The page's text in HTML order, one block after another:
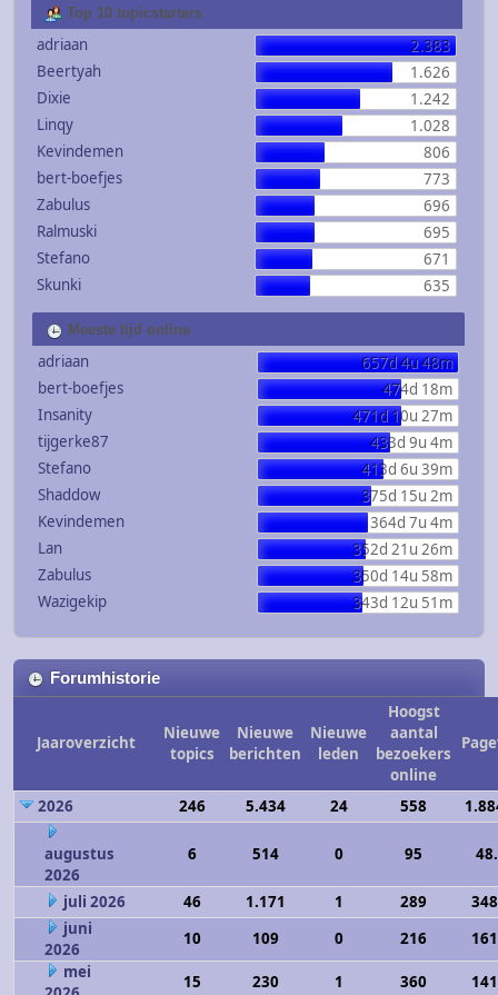
Top 10 topicstarters
adriaan
2.383
Beertyah
1.626
Dixie
1.242
Linqy
1.028
Kevindemen
806
bert-boefjes
773
Zabulus
696
Ralmuski
695
Stefano
671
Skunki
635
Meeste tijd online
adriaan
657d 4u 48m
bert-boefjes
474d 18m
Insanity
471d 10u 27m
tijgerke87
433d 9u 4m
Stefano
413d 6u 39m
Shaddow
375d 15u 2m
Kevindemen
364d 7u 4m
Lan
352d 21u 26m
Zabulus
350d 14u 58m
Wazigekip
343d 12u 51m
Forumhistorie
Jaaroverzicht
Nieuwe
topics
Nieuwe
berichten
Nieuwe
leden
Hoogst
aantal
bezoekers
online
2026 246 5.434 24 558
augustus
2026
6 514 0 95
juli 2026 46 1.171 1 289
juni
2026
10 109 0 216
mei
15 230 1 360